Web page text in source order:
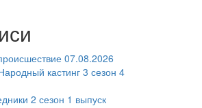
07.08.2026
кастинг 3 сезон 4
2 сезон 1 выпуск